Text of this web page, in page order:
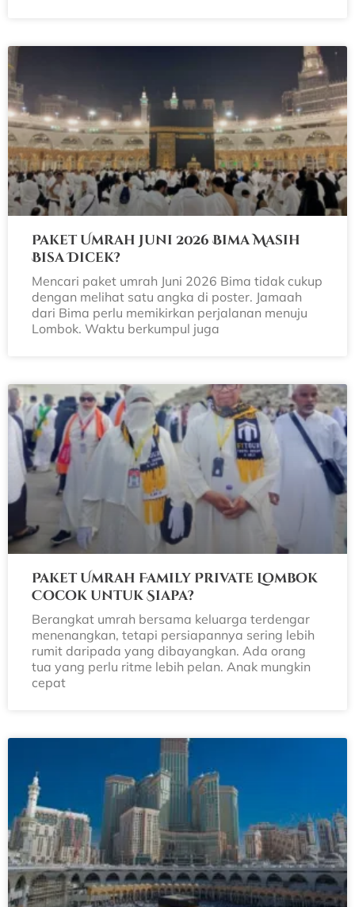
Paket Umrah Juni 2026 Bima Masih
Bisa Dicek?
Mencari paket umrah Juni 2026 Bima tidak cukup
dengan melihat satu angka di poster. Jamaah
dari Bima perlu memikirkan perjalanan menuju
Lombok. Waktu berkumpul juga
Paket Umrah Family Private Lombok
Cocok untuk Siapa?
Berangkat umrah bersama keluarga terdengar
menenangkan, tetapi persiapannya sering lebih
rumit daripada yang dibayangkan. Ada orang
tua yang perlu ritme lebih pelan. Anak mungkin
cepat